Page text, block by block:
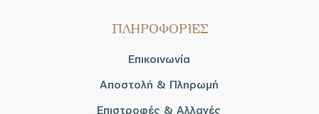
ΠΛΗΡΟΦΟΡΙΕΣ
Επικοινωνία
Αποστολή & Πληρωμή
Επιστροφές & Αλλαγές